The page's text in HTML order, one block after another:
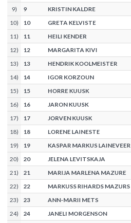
9) 9
KRISTIN KALDRE
10) 10
GRETA KELVISTE
11) 11
HEILI KENDER
12) 12
MARGARITA KIVI
13) 13
HENDRIK KOOLMEISTER
14) 14
IGOR KORZOUN
15) 15
HORRE KUUSK
16) 16
JARON KUUSK
17) 17
JORVEN KUUSK
18) 18
LORENE LAINESTE
19) 19
KASPAR MARKUS LAINEVEER
20) 20
JELENA LEVITSKAJA
21) 21
MARIJA MARLENA MAZURE
22) 22
MARKUSS RIHARDS MAZURS
23) 23
ANN-MARII METS
24) 24
JANELI MORGENSON